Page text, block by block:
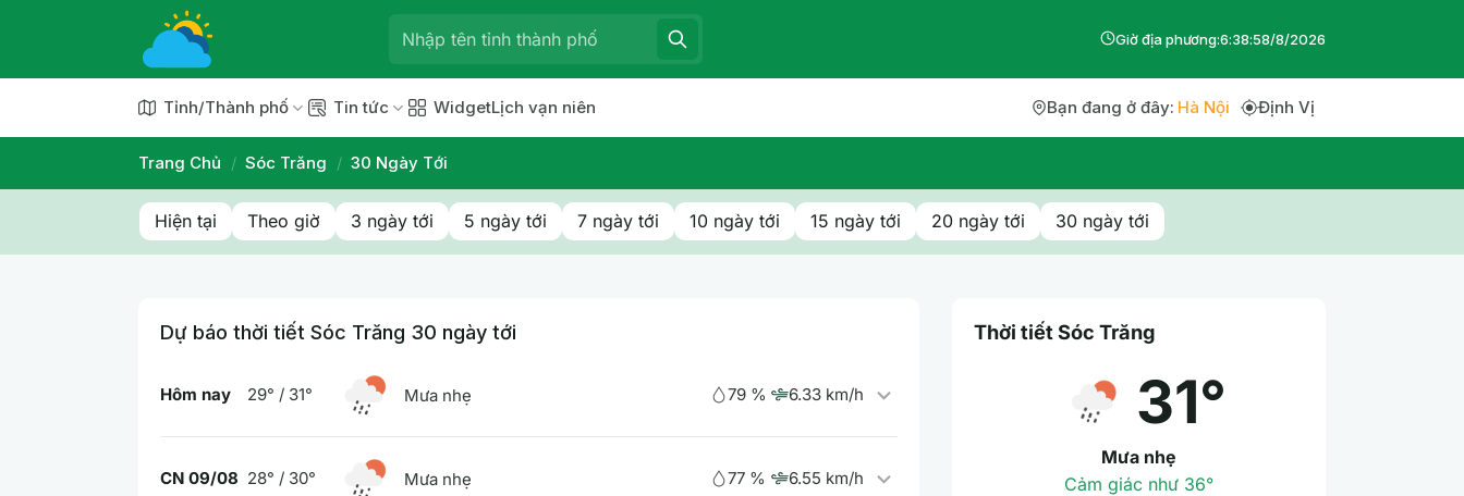
Giờ địa phương:6:38:68/8/2026
Tỉnh/Thành phố Tin tức WidgetLịch vạn niên Bạn đang ở đây: Hà Nội Định Vị
Trang Chủ / Sóc Trăng / 30 Ngày Tới
Hiện tại Theo giờ 3 ngày tới 5 ngày tới 7 ngày tới 10 ngày tới 15 ngày tới 20 ngày tới 30 ngày tới
Dự báo thời tiết Sóc Trăng 30 ngày tới
Hôm nay 29° / 31° Mưa nhẹ 79 % 6.33 km/h
CN 09/08 28° / 30° Mưa nhẹ 77 % 6.55 km/h
Thời tiết Sóc Trăng
31°
Mưa nhẹ
Cảm giác như 36°